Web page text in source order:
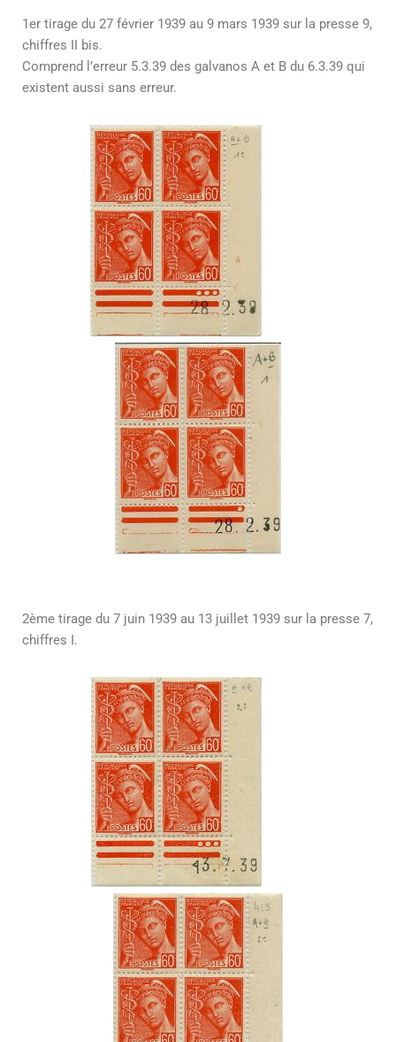
1er tirage du 27 février 1939 au 9 mars 1939 sur la presse 9,
chiffres II bis.
Comprend l’erreur 5.3.39 des galvanos A et B du 6.3.39 qui
existent aussi sans erreur.
2ème tirage du 7 juin 1939 au 13 juillet 1939 sur la presse 7,
chiffres I.